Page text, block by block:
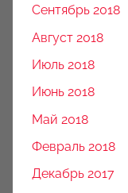
Сентябрь 2018
Август 2018
Июль 2018
Июнь 2018
Май 2018
Февраль 2018
Декабрь 2017